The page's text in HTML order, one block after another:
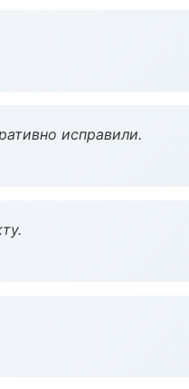
исправили.